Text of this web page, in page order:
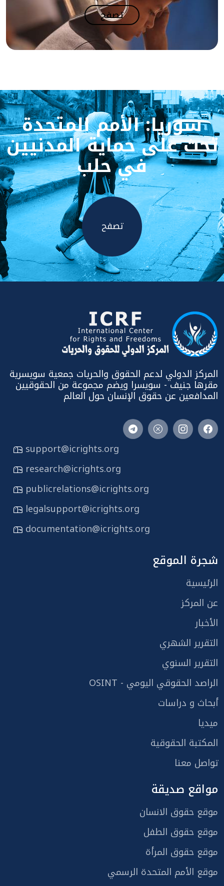
تصفح
سوريا: الأمم المتحدة
تحث على حماية المدنيين
في حلب
تصفح
المركز الدولي لدعم الحقوق والحريات جمعية سويسرية
مقرها جنيف - سويسرا ويضم مجموعة من الحقوقيين
المدافعين عن حقوق الإنسان حول العالم
support@icrights.org
research@icrights.org
publicrelations@icrights.org
legalsupport@icrights.org
documentation@icrights.org
شجرة الموقع
الرئيسية
عن المركز
الأخبار
التقرير الشهري
التقرير السنوي
الراصد الحقوقي اليومي - OSINT
أبحاث و دراسات
ميديا
المكتبة الحقوقية
تواصل معنا
مواقع صديقة
موقع حقوق الانسان
موقع حقوق الطفل
موقع حقوق المرأة
موقع الأمم المتحدة الرسمي